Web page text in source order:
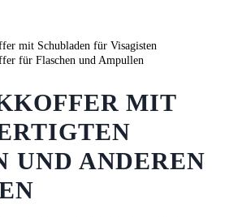
MIT
E
ANDEREN F